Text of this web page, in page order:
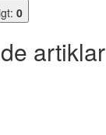
0
artiklar